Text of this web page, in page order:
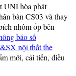
UNI hòa phát
bàn CS03 và thay
nhôm ốp bên
báo số
nội thất the
mới, cải tiến, điều